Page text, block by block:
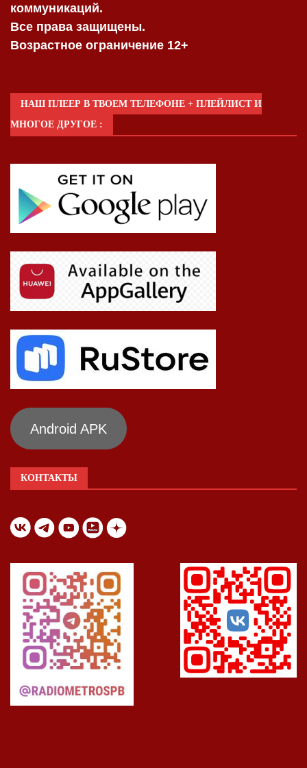
коммуникаций.
Все права защищены.
Возрастное ограничение 12+
НАШ ПЛЕЕР В ТВОЕМ ТЕЛЕФОНЕ + ПЛЕЙЛИСТ И
МНОГОЕ ДРУГОЕ :
Android APK
КОНТАКТЫ